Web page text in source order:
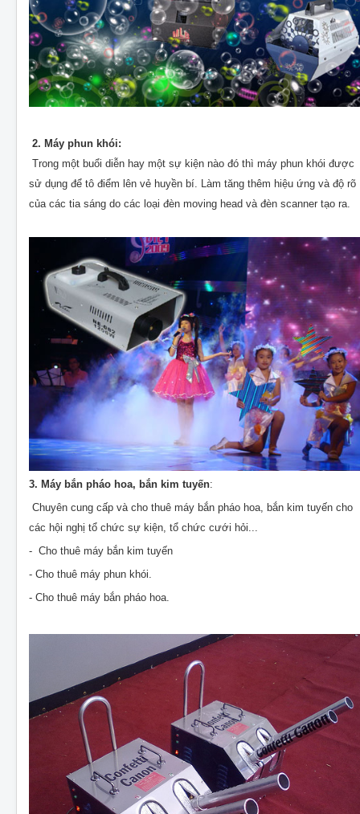
2. Máy phun khói:
Trong một buổi diễn hay một sự kiện nào đó thì máy phun khói được
sử dụng để tô điểm lên vẻ huyền bí. Làm tăng thêm hiệu ứng và độ rõ
của các tia sáng do các loại đèn moving head và đèn scanner tạo ra.
3. Máy bắn pháo hoa, bắn kim tuyến:
Chuyên cung cấp và cho thuê máy bắn pháo hoa, bắn kim tuyến cho
các hội nghị tổ chức sự kiện, tổ chức cưới hỏi...
- Cho thuê máy bắn kim tuyến
- Cho thuê máy phun khói.
- Cho thuê máy bắn pháo hoa.